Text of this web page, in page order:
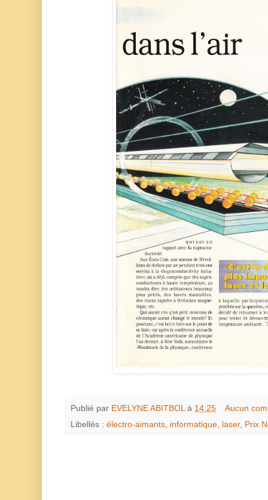
Publié par EVELYNE ABITBOL à 14:25
Aucun
Libellés : électro-aimants informatique laser, Prix